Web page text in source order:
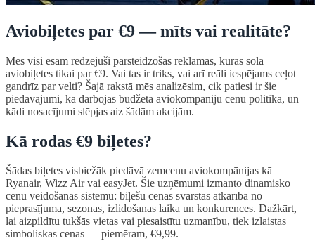
Aviobiļetes par €9 — mīts vai realitāte?
Mēs visi esam redzējuši pārsteidzošas reklāmas, kurās sola
aviobiļetes tikai par €9. Vai tas ir triks, vai arī reāli iespējams ceļot
gandrīz par velti? Šajā rakstā mēs analizēsim, cik patiesi ir šie
piedāvājumi, kā darbojas budžeta aviokompāniju cenu politika, un
kādi nosacījumi slēpjas aiz šādām akcijām.
Kā rodas €9 biļetes?
Šādas biļetes visbiežāk piedāvā zemcenu aviokompānijas kā
Ryanair, Wizz Air vai easyJet. Šie uzņēmumi izmanto dinamisko
cenu veidošanas sistēmu: biļešu cenas svārstās atkarībā no
pieprasījuma, sezonas, izlidošanas laika un konkurences. Dažkārt,
lai aizpildītu tukšās vietas vai piesaistītu uzmanību, tiek izlaistas
simboliskas cenas — piemēram, €9,99.